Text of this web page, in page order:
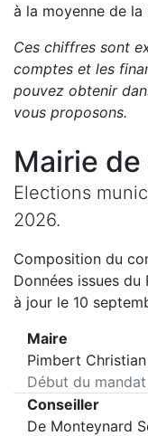
à la moyenne de la
Ces chiffres sont
comptes et les
pouvez obtenir
vous proposons.
Mairie de
Elections
2026.
Composition du
Données issues
à jour le 10
Maire
Pimbert Christian
Début du mandat
Conseiller
De Monteynard